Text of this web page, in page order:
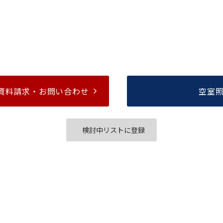
料請求・ お問い合わせ 空室
検討中リストに登録